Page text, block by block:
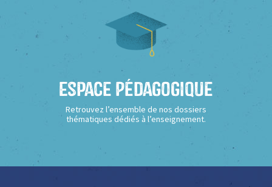
Espace Pédagogique
Retrouvez l’ensemble de nos dossiers
thématiques dédiés à l’enseignement.